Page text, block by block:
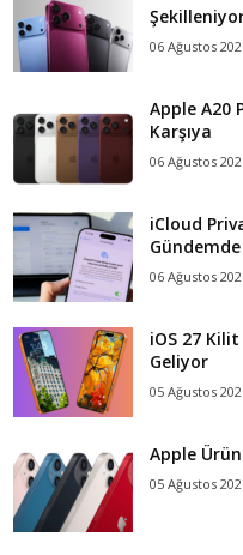
06 Ağustos
Apple A20
Karşıya
06 Ağustos
iCloud
Gündemde
06 Ağustos
iOS 27
Geliyor
05 Ağustos
Apple
05 Ağustos